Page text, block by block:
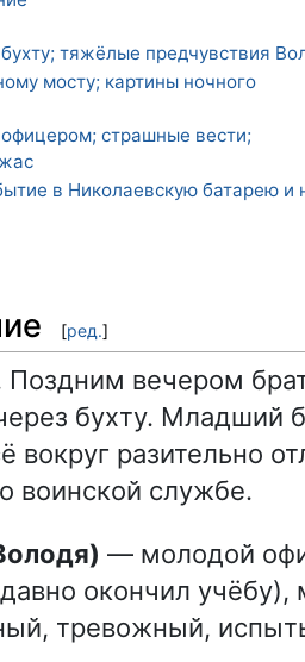
тяжёлые предчувствия
мосту; картины ночного
страшные вести;
в Николаевскую батарею и
[ред.]
Поздним вечером
бухту. Младший
разительно
воинской службе.
— молодой
окончил учёбу),
тревожный,